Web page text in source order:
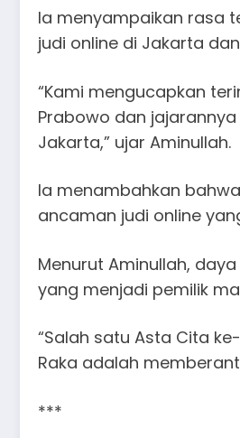
Ia menyampaikan rasa
judi online di Jakarta
“Kami mengucapkan
Prabowo dan
Jakarta,” ujar Aminullah.
Ia menambahkan
ancaman judi online
Menurut Aminullah,
yang menjadi pemilik
“Salah satu Asta Cita
Raka adalah
***